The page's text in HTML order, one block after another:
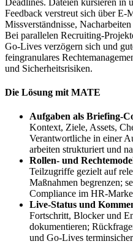
Feedback verstreut sich über
Missverständnisse,
Bei parallelen
Go‑Lives verzögern sich und
feingranulares
und Sicherheitsrisiken.
Die Lösung mit MATE
Aufgaben als
Kontext, Ziele, Assets,
Verantwortliche in einer
arbeiten strukturiert und
Rollen‑ und
Teilzugriffe gezielt auf
Maßnahmen begrenzen;
Compliance im
Live‑Status und
Fortschritt, Blocker und
dokumentieren;
und Go‑Lives